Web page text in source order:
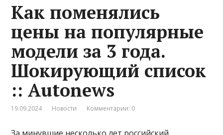
Как поменялись
цены на популярные
модели за 3 года.
Шокирующий список
:: Autonews
19.09.2024 Новости Комментарии: 0